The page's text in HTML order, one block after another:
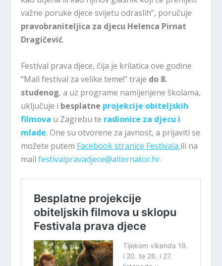
važne poruke djece svijetu odraslih”, poručuje
pravobraniteljica za djecu Helenca Pirnat
Dragičević.
Festival prava djece, čija je krilatica ove godine
“Mali festival za velike teme!” traje do 8.
studenog, a uz programe namijenjene školama,
uključuje i besplatne projekcije obiteljskih
filmova u Zagrebu te radionice za djecu i
mlade. One su otvorene za javnost, a prijaviti se
možete putem Facebook stranice Festivala ili na
mailfestivalpravadjece@alternator.hr.